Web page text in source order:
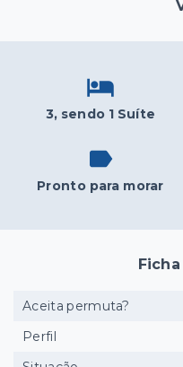
3, sendo 1 Suíte
Pronto para morar
Aceita permuta?
Perfil